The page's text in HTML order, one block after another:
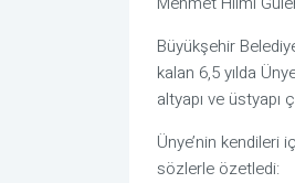
Büyükşehir
kalan 6,5 yılda
altyapı ve üstyapı
Ünye’nin kendileri
sözlerle özetledi: